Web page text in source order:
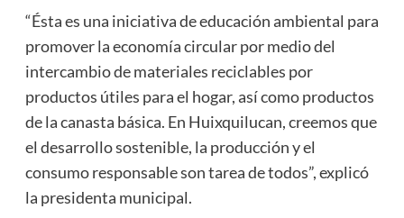
“Ésta es una iniciativa de educación ambiental para
promover la economía circular por medio del
intercambio de materiales reciclables por
productos útiles para el hogar, así como productos
de la canasta básica. En Huixquilucan, creemos que
el desarrollo sostenible, la producción y el
consumo responsable son tarea de todos”, explicó
la presidenta municipal.